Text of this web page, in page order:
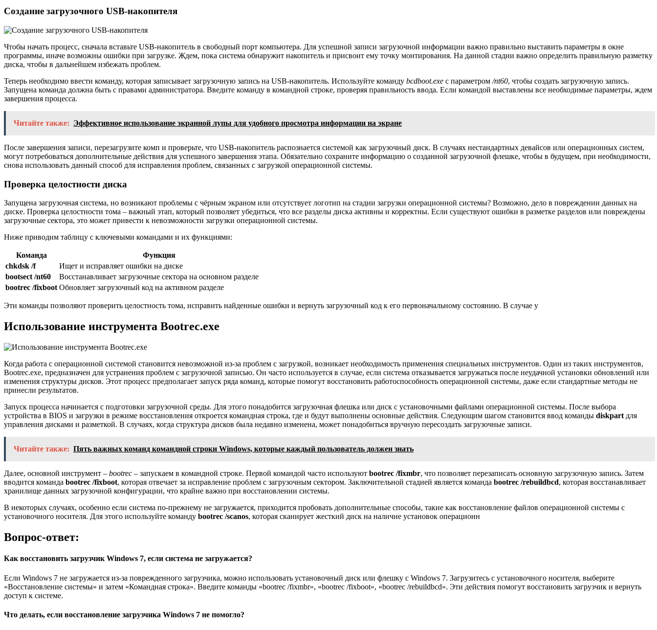
Создание загрузочного USB-накопителя
Чтобы начать процесс, сначала вставьте USB-накопитель в свободный порт компьютера. Для успешной записи загрузочной информации важно правильно выставить параметры в окне
программы, иначе возможны ошибки при загрузке. Ждем, пока система обнаружит накопитель и присвоит ему точку монтирования. На данной стадии важно определить правильную разметку
диска, чтобы в дальнейшем избежать проблем.
Теперь необходимо ввести команду, которая записывает загрузочную запись на USB-накопитель. Используйте команду bcdboot.exe с параметром /nt60, чтобы создать загрузочную запись.
Запущена команда должна быть с правами администратора. Введите команду в командной строке, проверяя правильность ввода. Если командой выставлены все необходимые параметры, ждем
завершения процесса.
Читайте также: Эффективное использование экранной лупы для удобного просмотра информации на экране
После завершения записи, перезагрузите комп и проверьте, что USB-накопитель распознается системой как загрузочный диск. В случаях нестандартных девайсов или операционных систем,
могут потребоваться дополнительные действия для успешного завершения этапа. Обязательно сохраните информацию о созданной загрузочной флешке, чтобы в будущем, при необходимости,
снова использовать данный способ для исправления проблем, связанных с загрузкой операционной системы.
Проверка целостности диска
Запущена загрузочная система, но возникают проблемы с чёрным экраном или отсутствует логотип на стадии загрузки операционной системы? Возможно, дело в повреждении данных на
диске. Проверка целостности тома – важный этап, который позволяет убедиться, что все разделы диска активны и корректны. Если существуют ошибки в разметке разделов или повреждены
загрузочные сектора, это может привести к невозможности загрузки операционной системы.
Ниже приводим таблицу с ключевыми командами и их функциями:
Команда
Функция
chkdsk /f
Ищет и исправляет ошибки на диске
bootsect /nt60
Восстанавливает загрузочные сектора на основном разделе
bootrec /fixboot Обновляет загрузочный код на активном разделе
Эти команды позволяют проверить целостность тома, исправить найденные ошибки и вернуть загрузочный код к его первоначальному состоянию. В случае у
Использование инструмента Bootrec.exe
Когда работа с операционной системой становится невозможной из-за проблем с загрузкой, возникает необходимость применения специальных инструментов. Один из таких инструментов,
Bootrec.exe, предназначен для устранения проблем с загрузочной записью. Он часто используется в случае, если система отказывается загружаться после неудачной установки обновлений или
изменения структуры дисков. Этот процесс предполагает запуск ряда команд, которые помогут восстановить работоспособность операционной системы, даже если стандартные методы не
принесли результатов.
Запуск процесса начинается с подготовки загрузочной среды. Для этого понадобится загрузочная флешка или диск с установочными файлами операционной системы. После выбора
устройства в BIOS и загрузки в режиме восстановления откроется командная строка, где и будут выполнены основные действия. Следующим шагом становится ввод команды diskpart для
управления дисками и разметкой. В случаях, когда структура дисков была недавно изменена, может понадобиться вручную пересоздать загрузочные записи.
Читайте также: Пять важных команд командной строки Windows, которые каждый пользователь должен знать
Далее, основной инструмент – bootrec – запускаем в командной строке. Первой командой часто используют bootrec /fixmbr, что позволяет перезаписать основную загрузочную запись. Затем
вводится команда bootrec /fixboot, которая отвечает за исправление проблем с загрузочным сектором. Заключительной стадией является команда bootrec /rebuildbcd, которая восстанавливает
хранилище данных загрузочной конфигурации, что крайне важно при восстановлении системы.
В некоторых случаях, особенно если система по-прежнему не загружается, приходится пробовать дополнительные способы, такие как восстановление файлов операционной системы с
установочного носителя. Для этого используйте команду bootrec /scanos, которая сканирует жесткий диск на наличие установок операционн
Вопрос-ответ:
Как восстановить загрузчик Windows 7, если система не загружается?
Если Windows 7 не загружается из-за поврежденного загрузчика, можно использовать установочный диск или флешку с Windows 7. Загрузитесь с установочного носителя, выберите
«Восстановление системы» и затем «Командная строка». Введите команды «bootrec /fixmbr», «bootrec /fixboot», «bootrec /rebuildbcd». Эти действия помогут восстановить загрузчик и вернуть
доступ к системе.
Что делать, если восстановление загрузчика Windows 7 не помогло?